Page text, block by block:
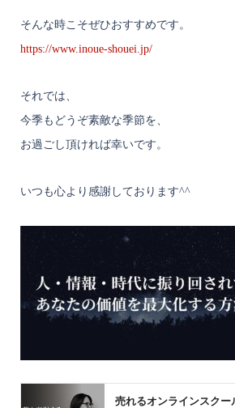
そんな時こそぜひおすすめです。
https://www.inoue-shouei.jp/
それでは、
今季もどうぞ素敵な季節を、
お過ごし頂ければ幸いです。
いつも心より感謝しております^^